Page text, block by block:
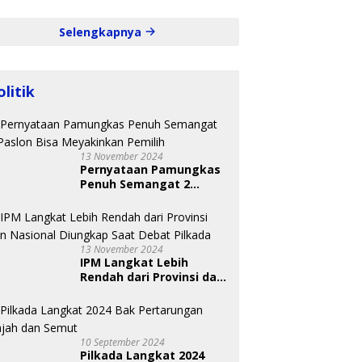
Selengkapnya
13 November 2024
Pernyataan Pamungkas
Penuh Semangat 2
Pemilih
13 November 2024
IPM Langkat Lebih
Rendah dari Provinsi dan
Debat Pilkada
10 September 2024
Pilkada Langkat 2024